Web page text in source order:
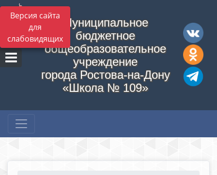
Версия сайта
для
слабовидящих
Муниципальное
бюджетное
общеобразовательное
учреждение
города Ростова-на-Дону
«Школа № 109»